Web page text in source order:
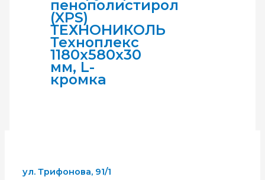
пенополистирол
(XPS)
ТЕХНОНИКОЛЬ
Техноплекс
1180х580х30
мм, L-
кромка
ул. Трифонова, 91/1